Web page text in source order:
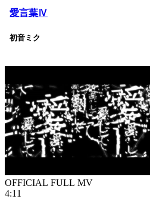
愛言葉Ⅳ
初音ミク
OFFICIAL FULL MV
4:11